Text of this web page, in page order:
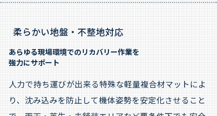
柔らかい地盤・不整地対応
あらゆる現場環境でのリカバリー作業を
強力にサポート
人力で持ち運びが出来る特殊な軽量複合材マットによ
り、沈み込みを防止して機体姿勢を安定化させること